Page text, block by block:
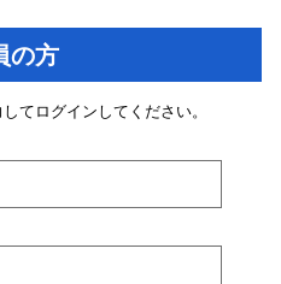
の方
てログインしてください。